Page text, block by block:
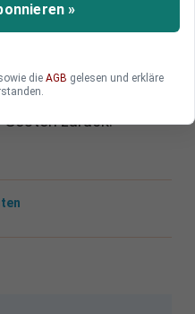
der polnische EU-
Joachim Gauck
dabei die umstrittene
Die Amerikaner
zurück.
»
die AGB gelesen und erkläre